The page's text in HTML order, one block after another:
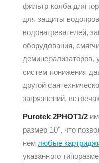
фильтр колба для
для защиты
водонагревателей,
оборудования,
деминерализаторов,
систем понижения
другой
загрязнений,
Purotek 2PHOT1/2
размер 10", что
нем любые
указанного